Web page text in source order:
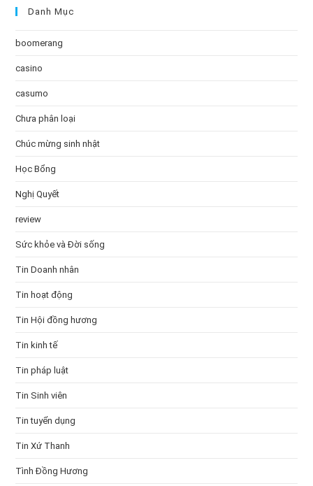
Danh Mục
boomerang
casino
casumo
Chưa phân loại
Chúc mừng sinh nhật
Học Bổng
Nghị Quyết
review
Sức khỏe và Đời sống
Tin Doanh nhân
Tin hoạt động
Tin Hội đồng hương
Tin kinh tế
Tin pháp luật
Tin Sinh viên
Tin tuyển dụng
Tin Xứ Thanh
Tình Đồng Hương